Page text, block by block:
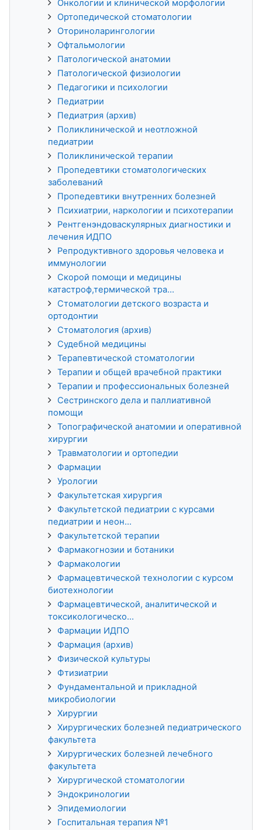
Онкологии и клинической морфологии
Ортопедической стоматологии
Оториноларингологии
Офтальмологии
Патологической анатомии
Патологической физиологии
Педагогики и психологии
Педиатрии
Педиатрия (архив)
Поликлинической и неотложной
педиатрии
Поликлинической терапии
Пропедевтики стоматологических
заболеваний
Пропедевтики внутренних болезней
Психиатрии, наркологии и психотерапии
Рентгенэндоваскулярных диагностики и
лечения ИДПО
Репродуктивного здоровья человека и
иммунологии
Скорой помощи и медицины
катастроф,термической тра...
Стоматологии детского возраста и
ортодонтии
Стоматология (архив)
Судебной медицины
Терапевтической стоматологии
Терапии и общей врачебной практики
Терапии и профессиональных болезней
Сестринского дела и паллиативной
помощи
Топографической анатомии и оперативной
хирургии
Травматологии и ортопедии
Фармации
Урологии
Факультетская хирургия
Факультетской педиатрии с курсами
педиатрии и неон...
Факультетской терапии
Фармакогнозии и ботаники
Фармакологии
Фармацевтической технологии с курсом
биотехнологии
Фармацевтической, аналитической и
токсикологическо...
Фармации ИДПО
Фармация (архив)
Физической культуры
Фтизиатрии
Фундаментальной и прикладной
микробиологии
Хирургии
Хирургических болезней педиатрического
факультета
Хирургических болезней лечебного
факультета
Хирургической стоматологии
Эндокринологии
Эпидемиологии
Госпитальная терапия №1